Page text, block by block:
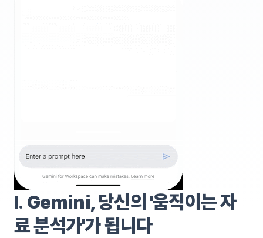
I. Gemini, 당신의 '움직이는 자
료 분석가'가 됩니다